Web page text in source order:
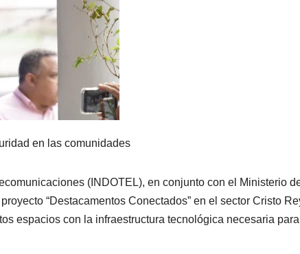
en las comunidades
(INDOTEL), en conjunto con el Ministerio
“Destacamentos Conectados” en el sector Cristo
espacios con la infraestructura tecnológica necesaria para